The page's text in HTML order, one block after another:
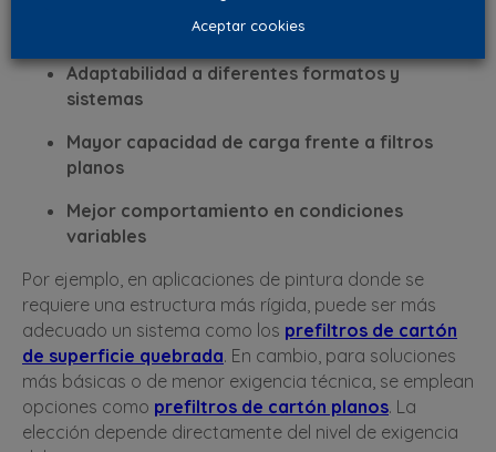
Las mantas filtrantes destacan por:
Adaptabilidad a diferentes formatos y
sistemas
Mayor capacidad de carga frente a filtros
planos
Mejor comportamiento en condiciones
variables
Por ejemplo, en aplicaciones de pintura donde se
requiere una estructura más rígida, puede ser más
adecuado un sistema como los prefiltros de cartón
de superficie quebrada. En cambio, para soluciones
más básicas o de menor exigencia técnica, se emplean
opciones como prefiltros de cartón planos. La
elección depende directamente del nivel de exigencia
Aceptar cookies